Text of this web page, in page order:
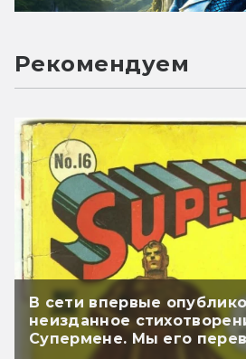
Рекомендуем
В сети впервые
неизданное
Супермене. Мы его